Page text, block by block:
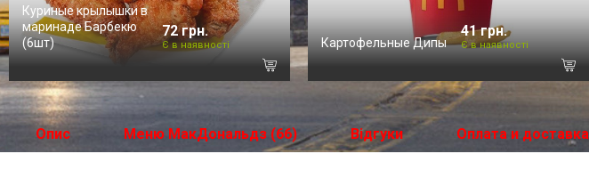
Куриные крылышки в
маринаде Барбекю
(6шт)
72 грн.
Є в наявності Картофельные Дипы
41 грн.
Є в наявності
Опис Меню МакДональдз (66) Відгуки Оплата и доставка